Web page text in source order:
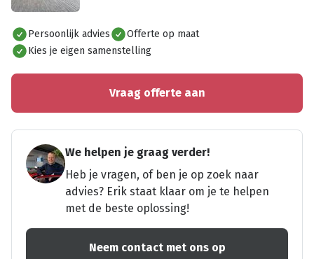
Alles bekijken
Persoonlijk advies
Offerte op maat
Kies je eigen samenstelling
Vraag offerte aan
We helpen je graag verder!
Heb je vragen, of ben je op zoek naar
advies? Erik staat klaar om je te helpen
met de beste oplossing!
Neem contact met ons op